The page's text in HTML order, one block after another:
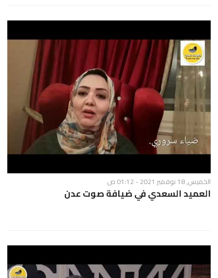
الخميس, 18 نوفمبر 2021 - 01:12 ص
العميد السعدي في ضيافة صوت عدن